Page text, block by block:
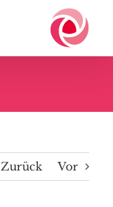
Zurück Vor